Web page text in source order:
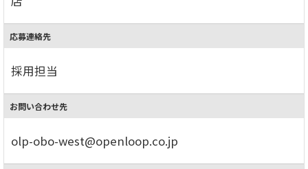
応募連絡先
採用担当
お問い合わせ先
olp-obo-west@openloop.co.jp